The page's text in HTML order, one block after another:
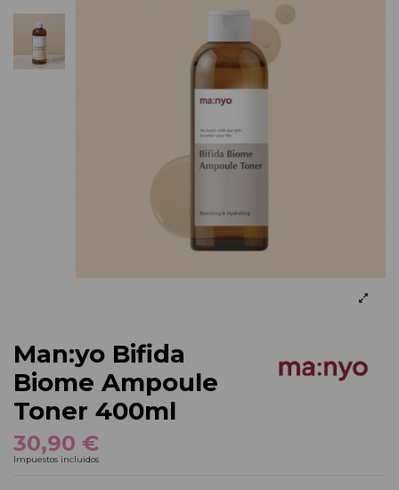
Man:yo Bifida
Biome Ampoule
Toner 400ml
30,90 €
Impuestos incluidos